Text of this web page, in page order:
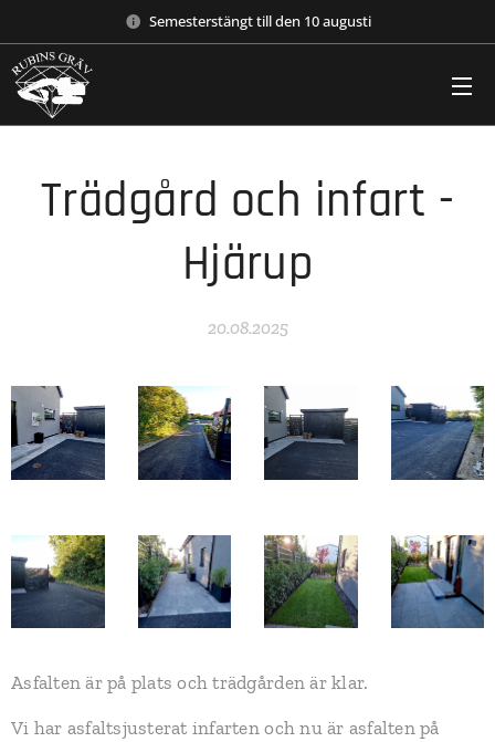
Semesterstängt till den 10 augusti
Trädgård och infart -
Hjärup
20.08.2025
Asfalten är på plats och trädgården är klar.
Vi har asfaltsjusterat infarten och nu är asfalten på